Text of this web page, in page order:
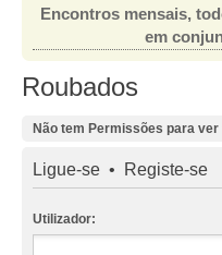
Encontros mensais,
em
Roubados
Não tem Permissões para
Ligue-se • Registe-se
Utilizador: